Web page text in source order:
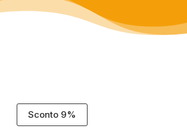
Sconto 9%